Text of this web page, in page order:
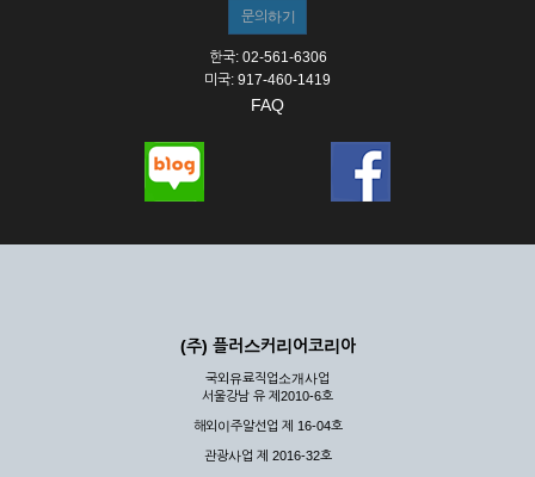
한국: 02-561-6306
미국: 917-460-1419
FAQ
(주) 플러스커리어코리아
국외유료직업소개사업
서울강남 유 제2010-6호
해외이주알선업 제 16-04호
관광사업 제 2016-32호